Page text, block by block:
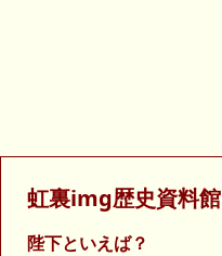
虹裏img歴史資料館
陛下といえば？